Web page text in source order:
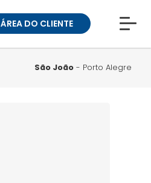
ÁREA DO CLIENTE
CONHEÇA A MUCK
BLOG
TRABALHE CONOSCO
São João - Porto Alegre